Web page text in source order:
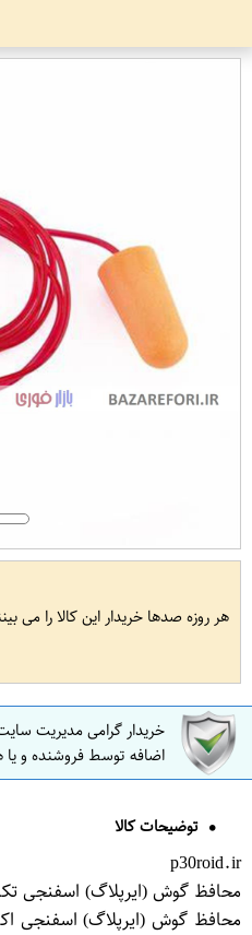
هر روزه صدها خریدار این کالا را می
خریدار گرامی مدیریت
اضافه توسط فروشنده و
توضیحات کالا
p30roid.ir
محافظ گوش (ایرپلاگ) اسفنجی
محافظ گوش (ایرپلاگ) اسفنجی